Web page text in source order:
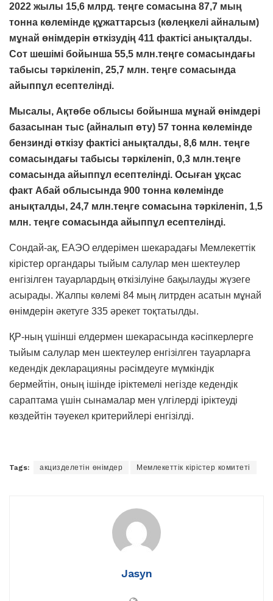
2022 жылы 15,6 млрд. теңге сомасына 87,7 мың
тонна көлемінде құжаттарсыз (көлеңкелі айналым)
мұнай өнімдерін өткізудің 411 фактісі анықталды.
Сот шешімі бойынша 55,5 млн.теңге сомасындағы
табысы тәркіленіп, 25,7 млн. теңге сомасында
айыппұл есептелінді.
Мысалы, Ақтөбе облысы бойынша мұнай өнімдері
базасынан тыс (айналып өту) 57 тонна көлемінде
бензинді өткізу фактісі анықталды, 8,6 млн. теңге
сомасындағы табысы тәркіленіп, 0,3 млн.теңге
сомасында айыппұл есептелінді. Осыған ұқсас
факт Абай облысында 900 тонна көлемінде
анықталды, 24,7 млн.теңге сомасына тәркіленіп, 1,5
млн. теңге сомасында айыппұл есептелінді.
Сондай-ақ, ЕАЭО елдерімен шекарадағы Мемлекеттік
кірістер органдары тыйым салулар мен шектеулер
енгізілген тауарлардың өткізілуіне бақылауды жүзеге
асырады. Жалпы көлемі 84 мың литрден асатын мұнай
өнімдерін әкетуге 335 әрекет тоқтатылды.
ҚР-ның үшінші елдермен шекарасында кәсіпкерлерге
тыйым салулар мен шектеулер енгізілген тауарларға
кедендік декларацияны рәсімдеуге мүмкіндік
бермейтін, оның ішінде іріктемелі негізде кедендік
сараптама үшін сынамалар мен үлгілерді іріктеуді
көздейтін тәуекел критерийлері енгізілді.
Tags: акцизделетін өнімдер Мемлекеттік кірістер комитеті
Jasyn